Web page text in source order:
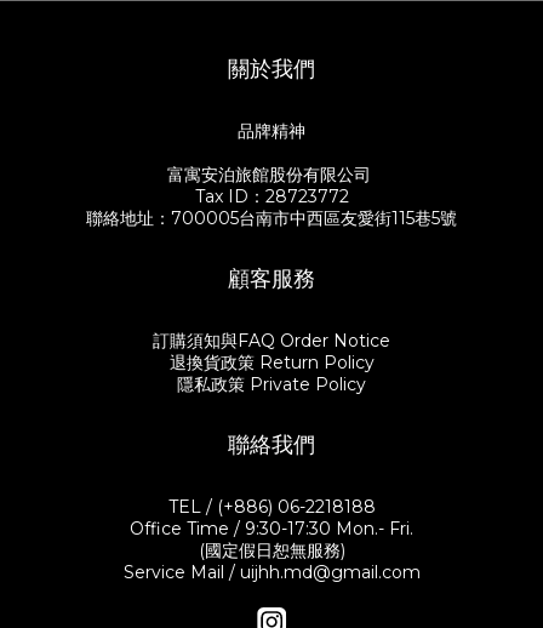
關於我們
品牌精神
富寓安泊旅館股份有限公司
Tax ID：28723772
聯絡地址：700005台南市中西區友愛街115巷5號
顧客服務
訂購須知與FAQ Order Notice
退換貨政策 Return Policy
隱私政策 Private Policy
聯絡我們
TEL / (+886) 06-2218188
Office Time / 9:30-17:30 Mon.- Fri.
(國定假日恕無服務)
Service Mail / uijhh.md@gmail.com